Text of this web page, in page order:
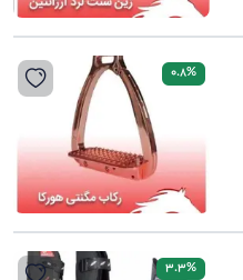
0.8%
3.3%